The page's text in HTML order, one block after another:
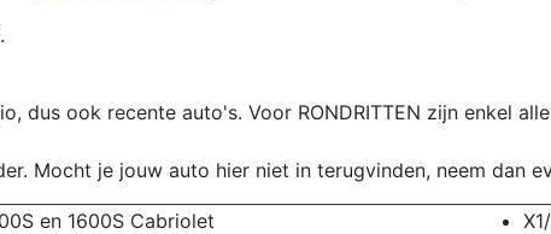
dus ook recente auto's. Voor RONDRITTEN zijn enkel
Mocht je jouw auto hier niet in terugvinden, neem dan
en 1600S Cabriolet